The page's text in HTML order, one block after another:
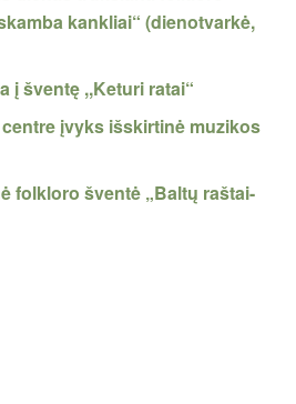
kankliai“ (dienotvarkė,
į šventę ,,Keturi ratai“
įvyks išskirtinė muzikos
folkloro šventė „Baltų raštai-